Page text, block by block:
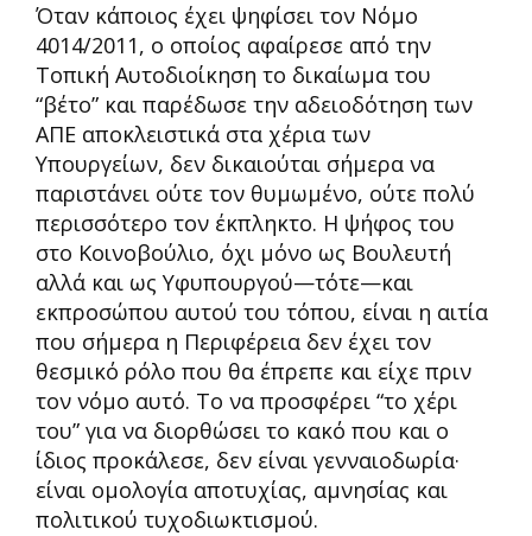
Όταν κάποιος έχει ψηφίσει τον Νόμο
4014/2011, ο οποίος αφαίρεσε από την
Τοπική Αυτοδιοίκηση το δικαίωμα του
“βέτο” και παρέδωσε την αδειοδότηση των
ΑΠΕ αποκλειστικά στα χέρια των
Υπουργείων, δεν δικαιούται σήμερα να
παριστάνει ούτε τον θυμωμένο, ούτε πολύ
περισσότερο τον έκπληκτο. Η ψήφος του
στο Κοινοβούλιο, όχι μόνο ως Βουλευτή
αλλά και ως Υφυπουργού—τότε—και
εκπροσώπου αυτού του τόπου, είναι η αιτία
που σήμερα η Περιφέρεια δεν έχει τον
θεσμικό ρόλο που θα έπρεπε και είχε πριν
τον νόμο αυτό. Το να προσφέρει “το χέρι
του” για να διορθώσει το κακό που και ο
ίδιος προκάλεσε, δεν είναι γενναιοδωρία·
είναι ομολογία αποτυχίας, αμνησίας και
πολιτικού τυχοδιωκτισμού.